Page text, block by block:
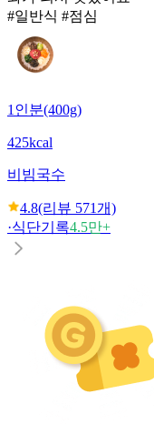
#일반식 #점심
1인분(400g)
425kcal
비빔국수
4.8(리뷰 571개)
·식단기록4.5만+